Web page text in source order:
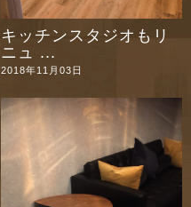
キッチンスタジオもリ
ニュ ...
2018年11月03日